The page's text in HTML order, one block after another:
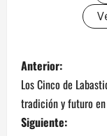
N
a
v
Anterior:
Los Cinco de
tradición y futuro
Siguiente: